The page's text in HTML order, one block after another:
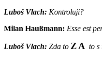
Luboš Vlach: Kontroluji?
Milan Haußmann: Esse est
Luboš Vlach: Zda to ZA to s